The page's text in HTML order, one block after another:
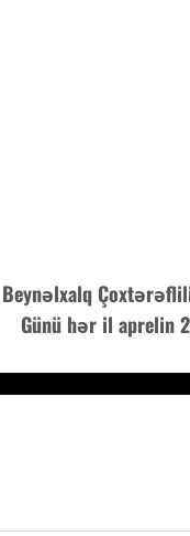
Beynəlxalq
Günü hər il aprelin